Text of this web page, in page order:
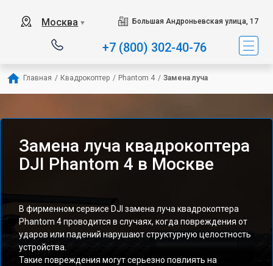
Москва ▼ Большая Андроньевская улица, 17
+7 (800) 302-40-76
Главная / Квадрокоптер / Phantom 4 / Замена луча
Замена луча квадрокоптера
DJI Phantom 4 в Москве
В фирменном сервисе DJI замена луча квадрокоптера
Phantom 4 проводится в случаях, когда повреждения от
ударов или падений нарушают структурную целостность
устройства.
Такие повреждения могут серьезно повлиять на